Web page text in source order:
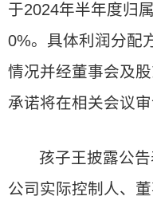
于2024年半年度归
0%。具体利润分配
情况并经董事会及
承诺将在相关会议
孩子王披露公
公司实际控制人、